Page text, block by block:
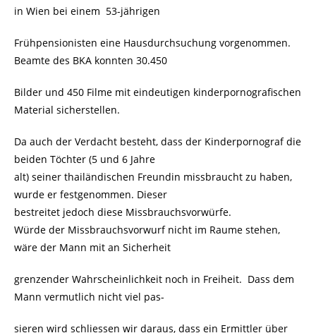
in Wien bei einem 53-jährigen
Frühpensionisten eine Hausdurchsuchung vorgenommen.
Beamte des BKA konnten 30.450
Bilder und 450 Filme mit eindeutigen kinderpornografischen
Material sicherstellen.
Da auch der Verdacht besteht, dass der Kinderpornograf die
beiden Töchter (5 und 6 Jahre
alt) seiner thailändischen Freundin missbraucht zu haben,
wurde er festgenommen. Dieser
bestreitet jedoch diese Missbrauchsvorwürfe.
Würde der Missbrauchsvorwurf nicht im Raume stehen,
wäre der Mann mit an Sicherheit
grenzender Wahrscheinlichkeit noch in Freiheit. Dass dem
Mann vermutlich nicht viel pas-
sieren wird schliessen wir daraus, dass ein Ermittler über